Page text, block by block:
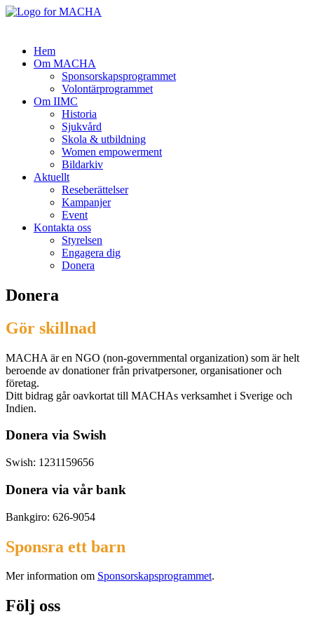
Hem
Om MACHA
Sponsorskapsprogrammet
Volontärprogrammet
Om IIMC
Historia
Sjukvård
Skola & utbildning
Women empowerment
Bildarkiv
Aktuellt
Reseberättelser
Kampanjer
Event
Kontakta oss
Styrelsen
Engagera dig
Donera
Donera
Gör skillnad
MACHA är en NGO (non-governmental organization) som är helt
beroende av donationer från privatpersoner, organisationer och
företag.
Ditt bidrag går oavkortat till MACHAs verksamhet i Sverige och
Indien.
Donera via Swish
Swish: 1231159656
Donera via vår bank
Bankgiro: 626-9054
Sponsra ett barn
Mer information om Sponsorskapsprogrammet.
Följ oss